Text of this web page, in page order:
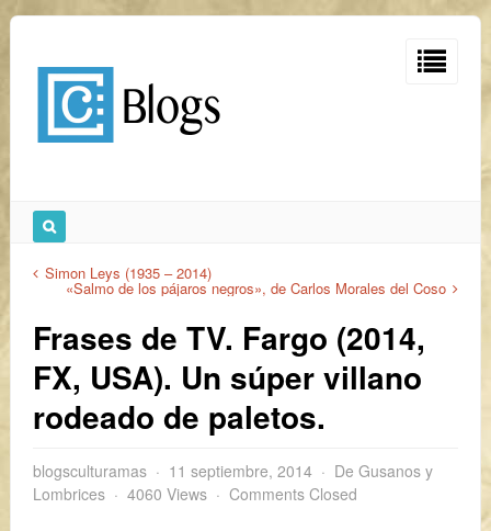
Simon Leys (1935 – 2014)
«Salmo de los pájaros negros», de Carlos Morales del Coso
Frases de TV. Fargo (2014,
FX, USA). Un súper villano
rodeado de paletos.
blogsculturamas 11 septiembre, 2014
De Gusanos y
Lombrices
4060 Views Comments Closed